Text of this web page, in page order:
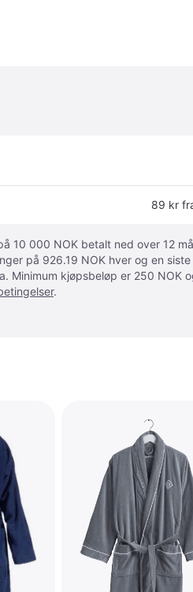
89 kr
10 000 NOK betalt ned over 12
på 926.19 NOK hver og en
Minimum kjøpsbeløp er 250 NOK
.